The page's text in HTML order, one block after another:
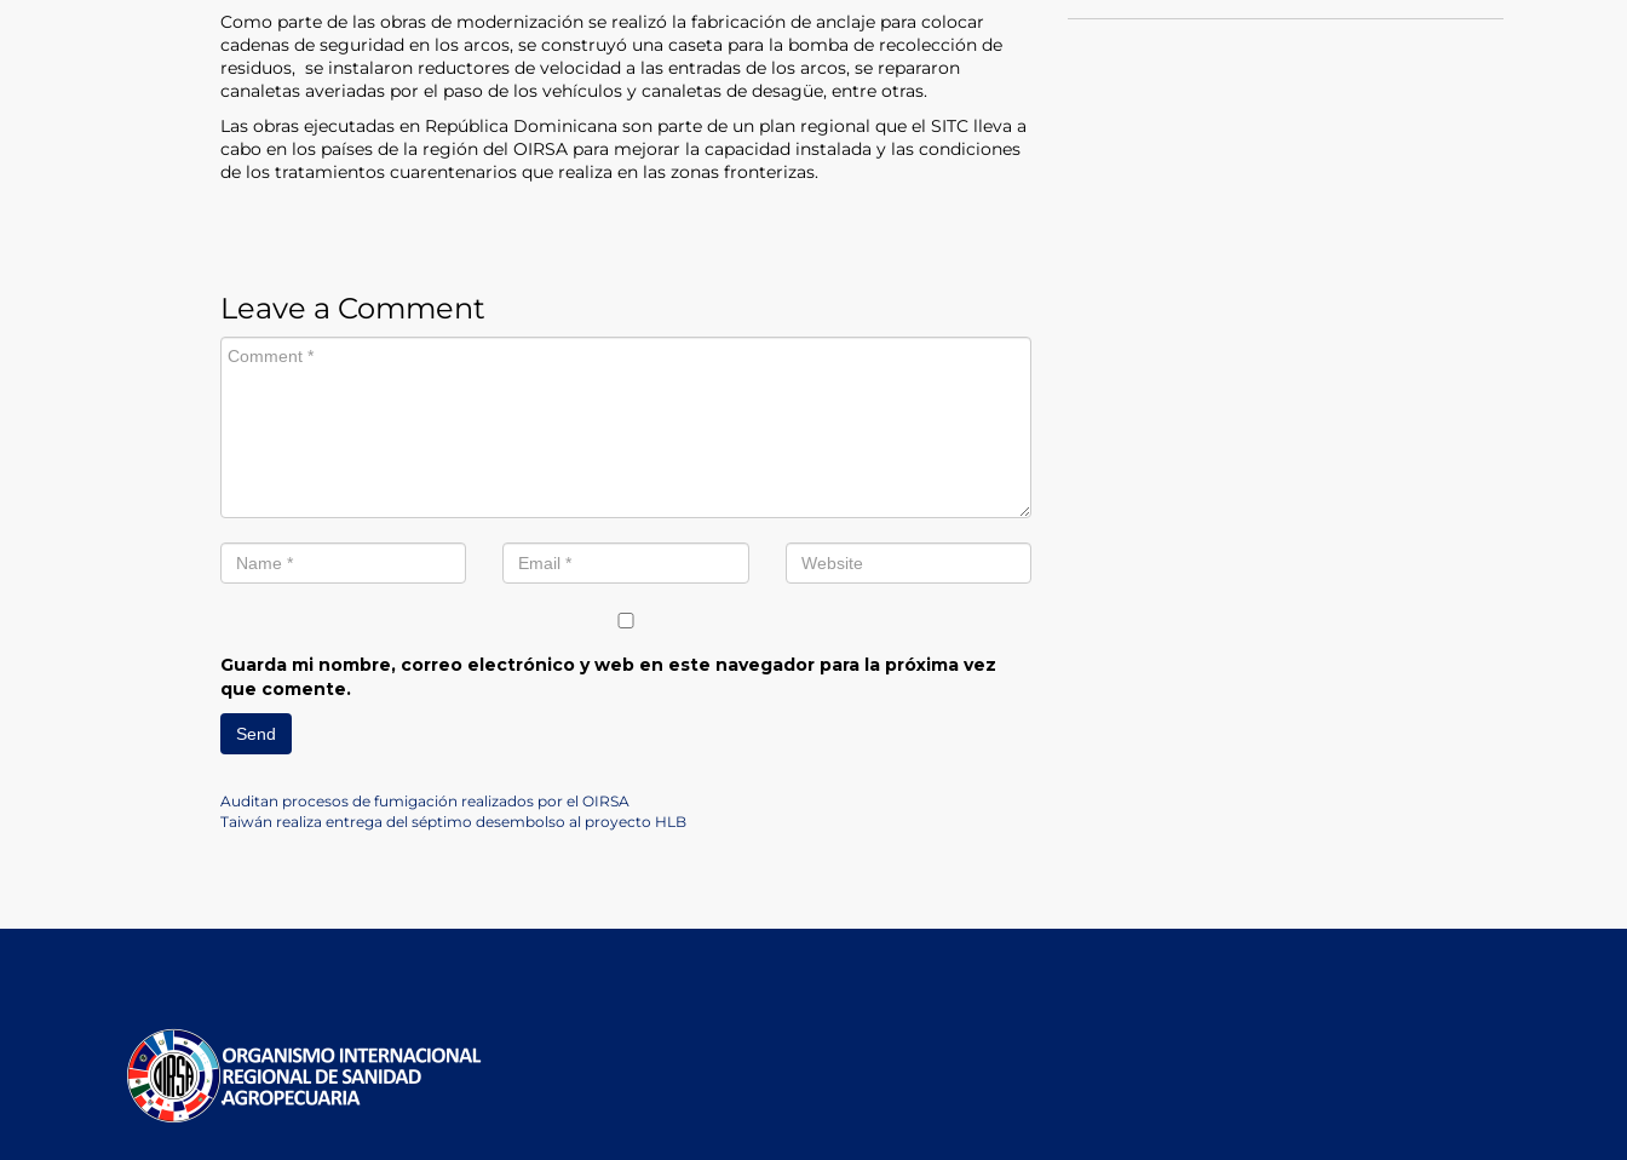
Como parte de las obras de modernización se realizó la fabricación de anclaje para colocar
cadenas de seguridad en los arcos, se construyó una caseta para la bomba de recolección de
residuos, se instalaron reductores de velocidad a las entradas de los arcos, se repararon
canaletas averiadas por el paso de los vehículos y canaletas de desagüe, entre otras.
Las obras ejecutadas en República Dominicana son parte de un plan regional que el SITC lleva a
cabo en los países de la región del OIRSA para mejorar la capacidad instalada y las condiciones
de los tratamientos cuarentenarios que realiza en las zonas fronterizas.
Leave a Comment
Guarda mi nombre, correo electrónico y web en este navegador para la próxima vez
que comente.
Navegación
Previous
Post
Auditan procesos de fumigación realizados por el OIRSA
Next
Taiwán realiza entrega del séptimo desembolso al proyecto HLB